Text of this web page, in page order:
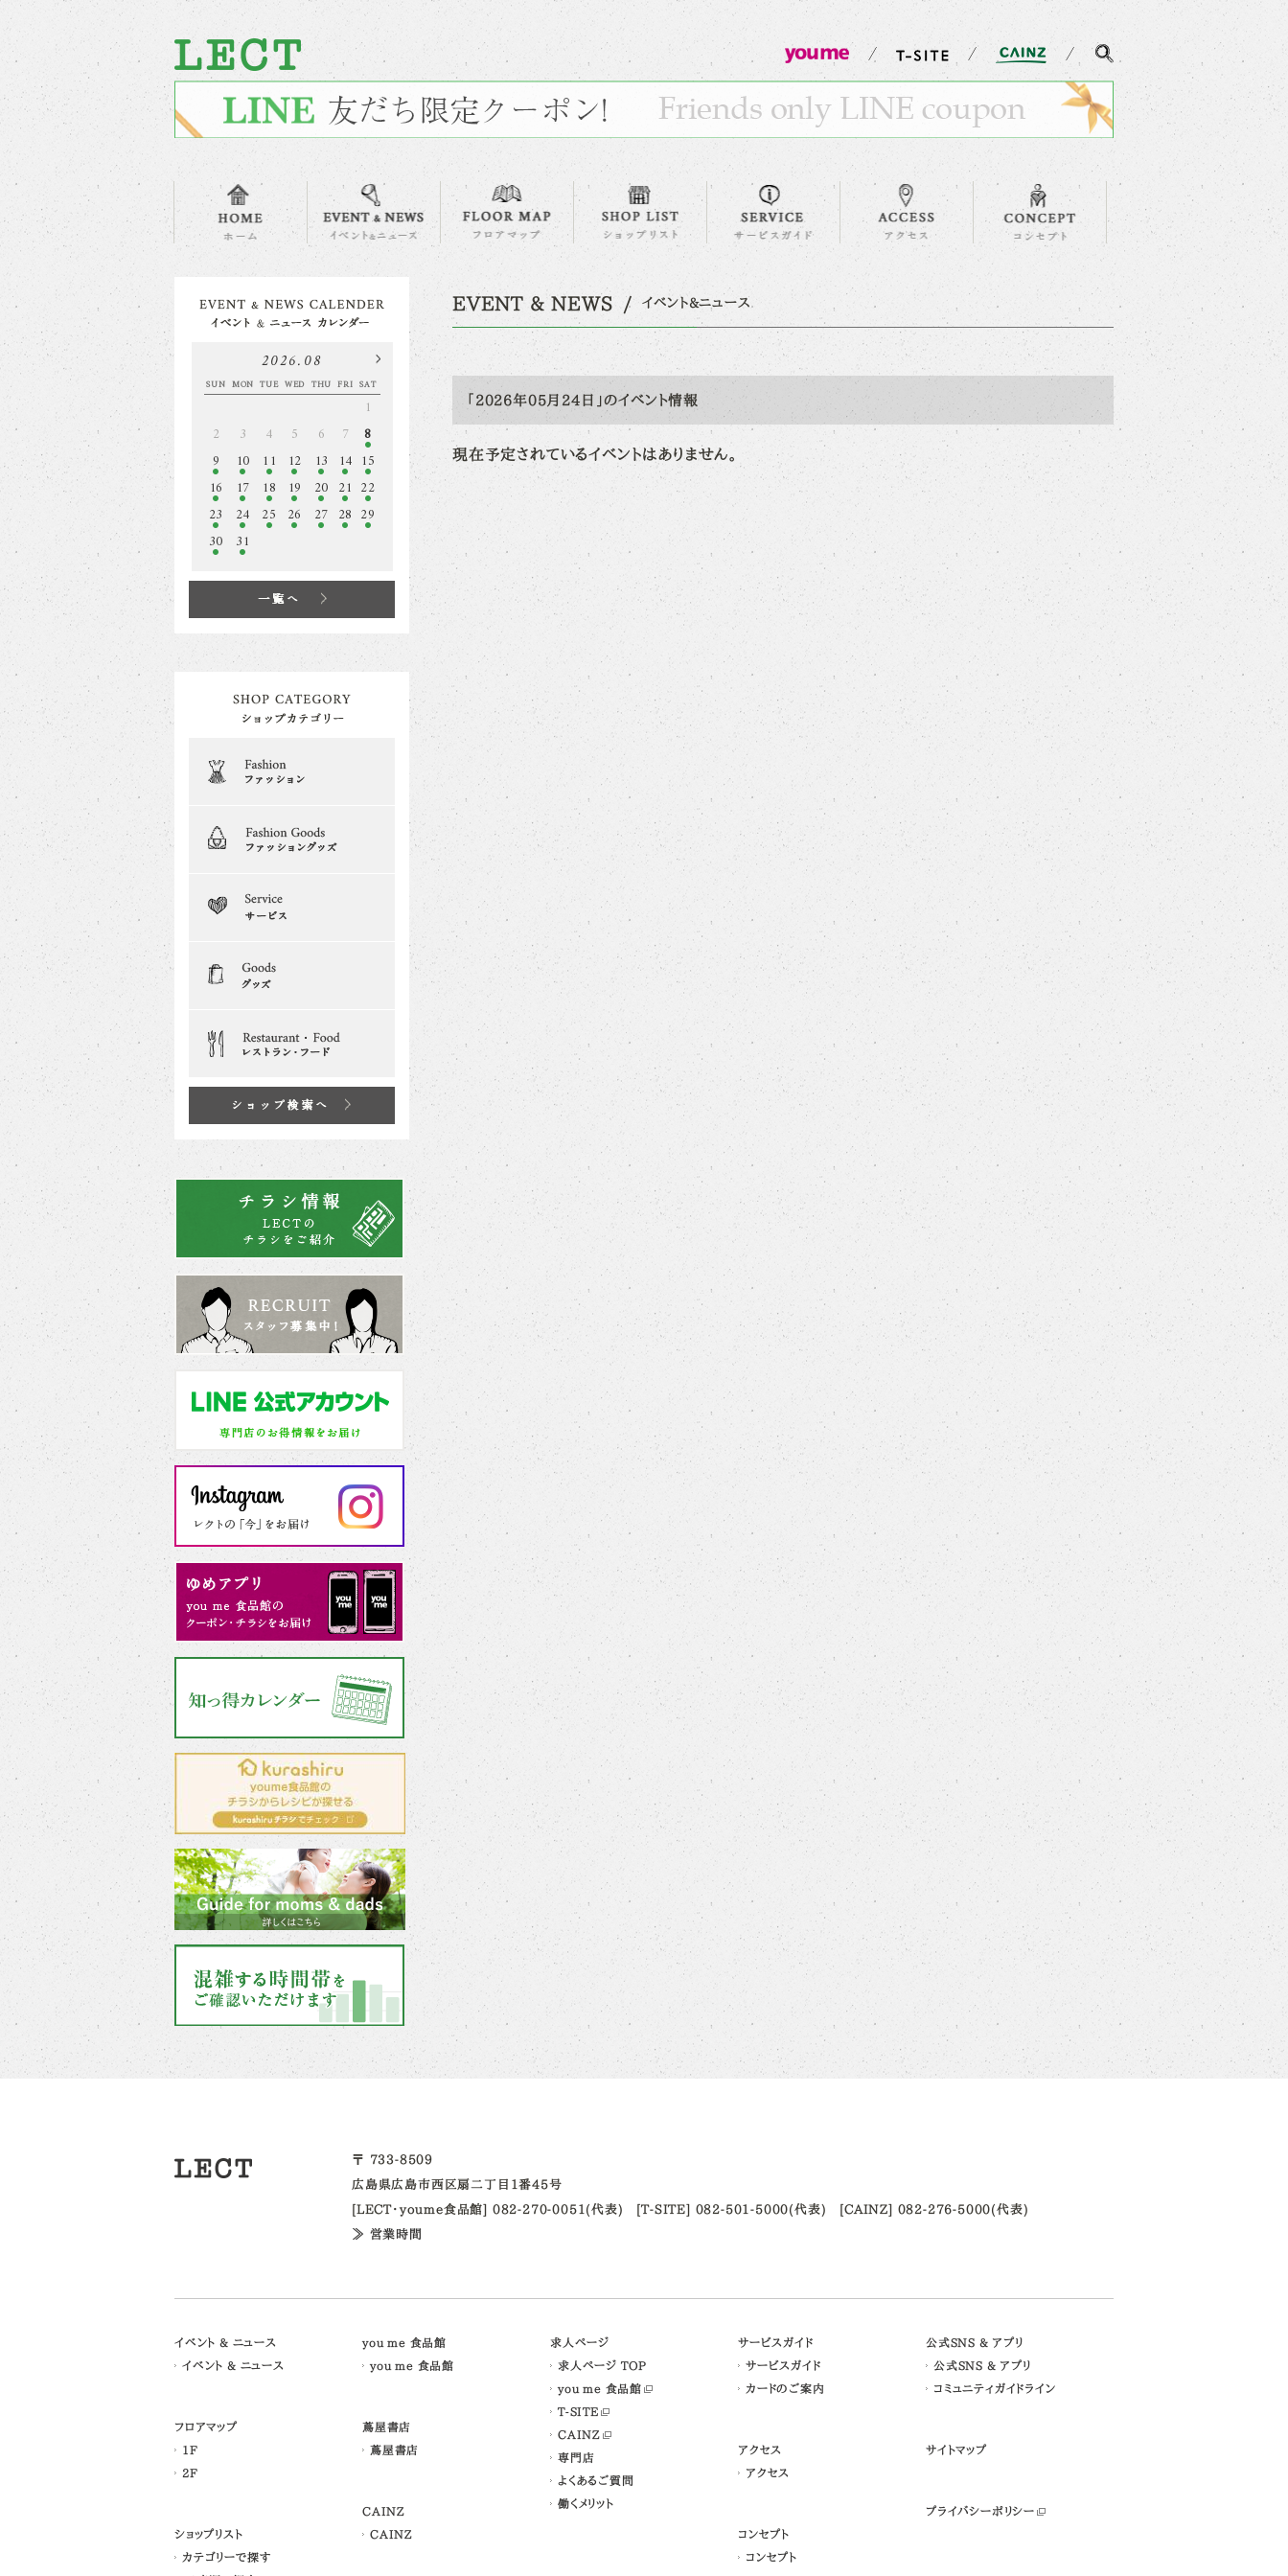
EVENT & NEWS イベント&ニュース
「2026年05月24日」のイベント情報
現在予定されているイベントはありません。
2026.08
SUN MON TUE WED THU FRI SAT
1
2
3 4 5 6 7
8
9
10 11 12 13 14 15
16
17 18 19 20 21 22
23
24 25 26 27 28 29
30 31
〒 733-8509
広島県広島市西区扇二丁目1番45号
[LECT・youme食品館] 082-270-0051(代表)
[T-SITE] 082-501-5000(代表)
[CAINZ] 082-276-5000(代表)
≫ 営業時間
イベント & ニュース
イベント & ニュース
フロアマップ
1F
2F
ショップリスト
カテゴリーで探す
you me 食品館
you me 食品館
蔦屋書店
蔦屋書店
CAINZ
CAINZ
求人ページ
求人ページ TOP
you me 食品館
T-SITE
CAINZ
専門店
よくあるご質問
働くメリット
サービスガイド
サービスガイド
カードのご案内
アクセス
アクセス
コンセプト
コンセプト
公式SNS & アプリ
公式SNS & アプリ
コミュニティガイドライン
サイトマップ
プライバシーポリシー